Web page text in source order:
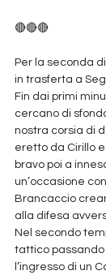
🔴🔴🔴
Per la seconda
in trasferta a
Fin dai primi
cercano di
nostra corsia di
eretto da Cirillo
bravo poi a
un’occasione
Brancaccio
alla difesa
Nel secondo
tattico passando
l’ingresso di un